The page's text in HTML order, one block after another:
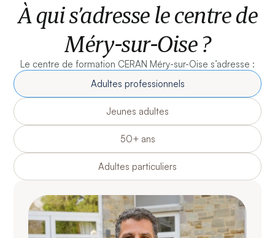
À qui s’adresse le centre de
Méry-sur-Oise ?
Le centre de formation CERAN Méry-sur-Oise s’adresse :
Adultes professionnels
Jeunes adultes
50+ ans
Adultes particuliers